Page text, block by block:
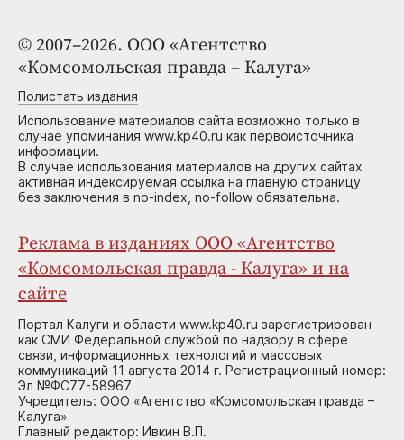
© 2007–2026. ООО «Агентство
«Комсомольская правда – Калуга»
Полистать издания
Использование материалов сайта возможно только в
случае упоминания www.kp40.ru как первоисточника
информации.
В случае использования материалов на других сайтах
активная индексируемая ссылка на главную страницу
без заключения в no-index, no-follow обязательна.
Реклама в изданиях ООО «Агентство
«Комсомольская правда - Калуга» и на
сайте
Портал Калуги и области www.kp40.ru зарегистрирован
как СМИ Федеральной службой по надзору в сфере
связи, информационных технологий и массовых
коммуникаций 11 августа 2014 г. Регистрационный номер:
Эл №ФС77-58967
Учредитель: ООО «Агентство «Комсомольская правда –
Калуга»
Главный редактор: Ивкин В.П.